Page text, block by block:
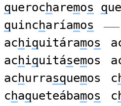
querocharemos q
quincharíamos
achiquitáramos
achiquitásemos
achurrasquemos c
chaqueteábamos c